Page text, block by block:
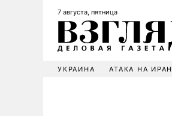
7 августа, пятница
УКРАИНА АТАКА НА ИРАН